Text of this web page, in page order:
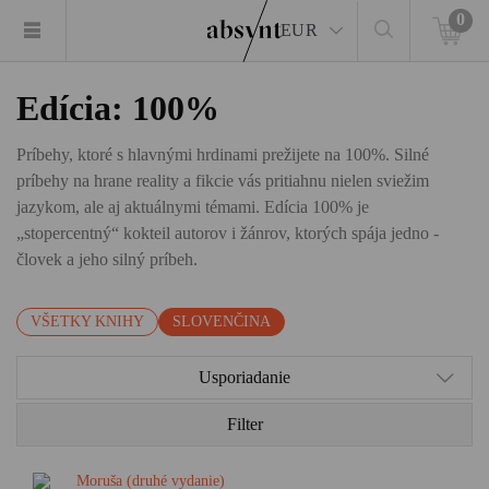
EUR
0
Edícia: 100%
Príbehy, ktoré s hlavnými hrdinami prežijete na 100%. Silné
príbehy na hrane reality a fikcie vás pritiahnu nielen sviežim
jazykom, ale aj aktuálnymi témami. Edícia 100% je
„stopercentný“ kokteil autorov i žánrov, ktorých spája jedno -
človek a jeho silný príbeh.
VŠETKY KNIHY SLOVENČINA
Usporiadanie
Filter